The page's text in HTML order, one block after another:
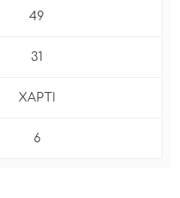
49
31
ΧΑΡΤΙ
6